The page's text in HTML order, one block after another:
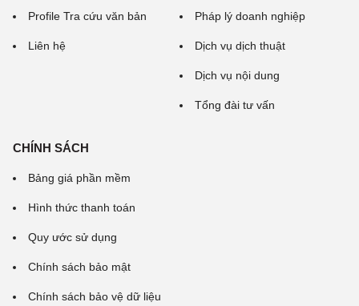
Profile Tra cứu văn bản
Liên hệ
Pháp lý doanh nghiệp
Dịch vụ dịch thuật
Dịch vụ nội dung
Tổng đài tư vấn
CHÍNH SÁCH
Bảng giá phần mềm
Hình thức thanh toán
Quy ước sử dụng
Chính sách bảo mật
Chính sách bảo vệ dữ liệu